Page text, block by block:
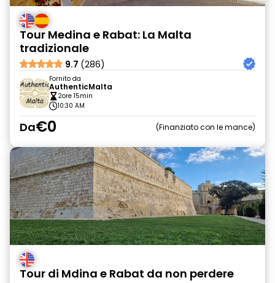
Tour Medina e Rabat: La Malta
tradizionale
9.7 (286)
Fornito da
AuthenticMalta
2ore 15min
10:30 AM
Da€0 Finanziato con le mance
Tour di Mdina e Rabat da non perdere